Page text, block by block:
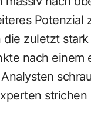
Potenzial
die zuletzt
nach einem